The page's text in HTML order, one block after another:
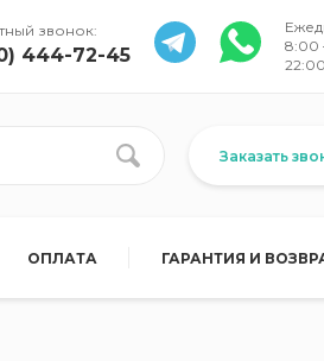
звонок:
444-72-45
22:00
Заказать
ОПЛАТА ГАРАНТИЯ И